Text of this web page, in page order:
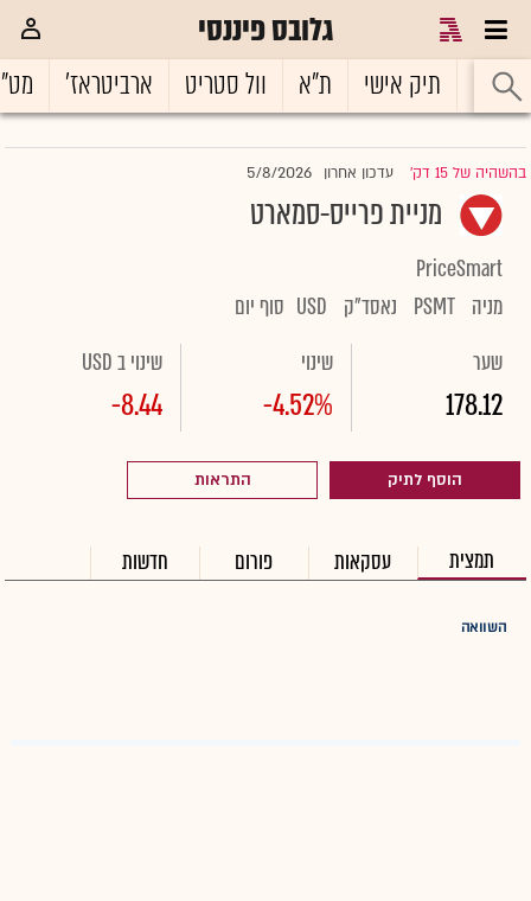
גלובס פיננסי
ראשי תיק אישי ת"א וול סטריט ארביטראז'
בהשהיה של 15 דק' |עדכון אחרון 5/8/2026
מניית פרייס-סמארט
PriceSmart
מניה PSMT נאסד"ק USD סוף יום
שער
178.12
שינוי
-4.52%
שינוי ב USD
-8.44
הוסף לתיק התראות
תמצית עסקאות פורום חדשות
השוואה